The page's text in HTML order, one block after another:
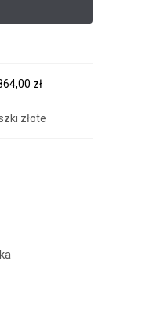
zł
złote